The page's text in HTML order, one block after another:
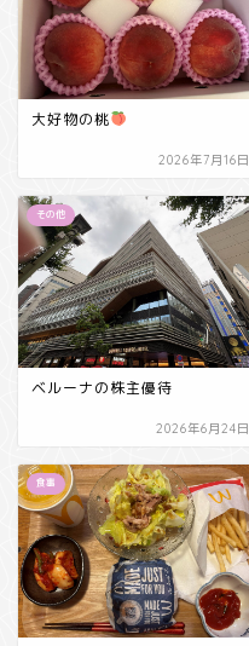
大好物の桃
2026年7月16日
その他
ベルーナの株主優待
2026年6月24日
食事